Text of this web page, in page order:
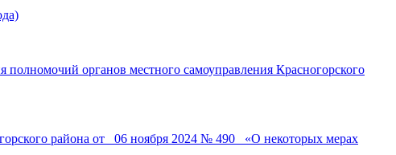
органов местного самоуправления Красногорского
района от _06 ноября 2024 № 490_ «О некоторых мерах